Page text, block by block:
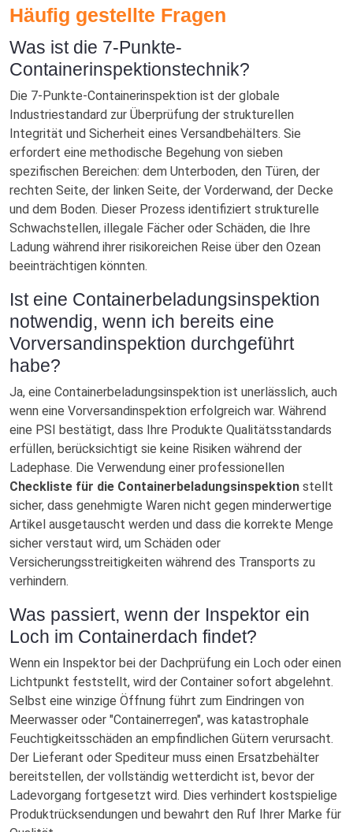
Häufig gestellte Fragen
Was ist die 7-Punkte-
Containerinspektionstechnik?
Die 7-Punkte-Containerinspektion ist der globale
Industriestandard zur Überprüfung der strukturellen
Integrität und Sicherheit eines Versandbehälters. Sie
erfordert eine methodische Begehung von sieben
spezifischen Bereichen: dem Unterboden, den Türen, der
rechten Seite, der linken Seite, der Vorderwand, der Decke
und dem Boden. Dieser Prozess identifiziert strukturelle
Schwachstellen, illegale Fächer oder Schäden, die Ihre
Ladung während ihrer risikoreichen Reise über den Ozean
beeinträchtigen könnten.
Ist eine Containerbeladungsinspektion
notwendig, wenn ich bereits eine
Vorversandinspektion durchgeführt
habe?
Ja, eine Containerbeladungsinspektion ist unerlässlich, auch
wenn eine Vorversandinspektion erfolgreich war. Während
eine PSI bestätigt, dass Ihre Produkte Qualitätsstandards
erfüllen, berücksichtigt sie keine Risiken während der
Ladephase. Die Verwendung einer professionellen
Checkliste für die Containerbeladungsinspektion stellt
sicher, dass genehmigte Waren nicht gegen minderwertige
Artikel ausgetauscht werden und dass die korrekte Menge
sicher verstaut wird, um Schäden oder
Versicherungsstreitigkeiten während des Transports zu
verhindern.
Was passiert, wenn der Inspektor ein
Loch im Containerdach findet?
Wenn ein Inspektor bei der Dachprüfung ein Loch oder einen
Lichtpunkt feststellt, wird der Container sofort abgelehnt.
Selbst eine winzige Öffnung führt zum Eindringen von
Meerwasser oder "Containerregen", was katastrophale
Feuchtigkeitsschäden an empfindlichen Gütern verursacht.
Der Lieferant oder Spediteur muss einen Ersatzbehälter
bereitstellen, der vollständig wetterdicht ist, bevor der
Ladevorgang fortgesetzt wird. Dies verhindert kostspielige
Produktrücksendungen und bewahrt den Ruf Ihrer Marke für